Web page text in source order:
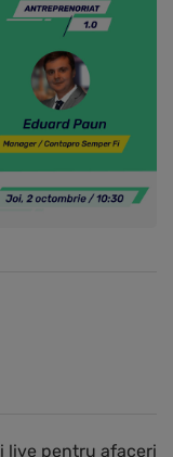
live pentru afaceri